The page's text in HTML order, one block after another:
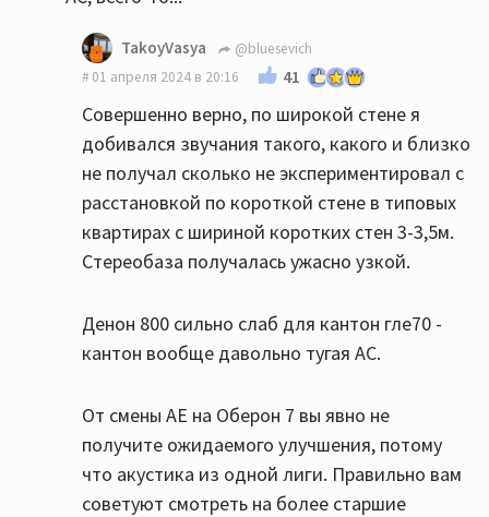
TakoyVasya
@bluesevich
01 апреля 2024 в 20:16
41
Совершенно верно, по широкой стене я
добивался звучания такого, какого и близко
не получал сколько не экспериментировал с
расстановкой по короткой стене в типовых
квартирах с шириной коротких стен 3-3,5м.
Стереобаза получалась ужасно узкой.
Денон 800 сильно слаб для кантон гле70 -
кантон вообще давольно тугая АС.
От смены АЕ на Оберон 7 вы явно не
получите ожидаемого улучшения, потому
что акустика из одной лиги. Правильно вам
советуют смотреть на более старшие